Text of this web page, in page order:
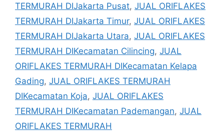
TERMURAH DIJakarta Pusat, JUAL ORIFLAKES
TERMURAH DIJakarta Timur, JUAL ORIFLAKES
TERMURAH DIJakarta Utara, JUAL ORIFLAKES
TERMURAH DIKecamatan Cilincing, JUAL
ORIFLAKES TERMURAH DIKecamatan Kelapa
Gading, JUAL ORIFLAKES TERMURAH
DIKecamatan Koja, JUAL ORIFLAKES
TERMURAH DIKecamatan Pademangan, JUAL
ORIFLAKES TERMURAH